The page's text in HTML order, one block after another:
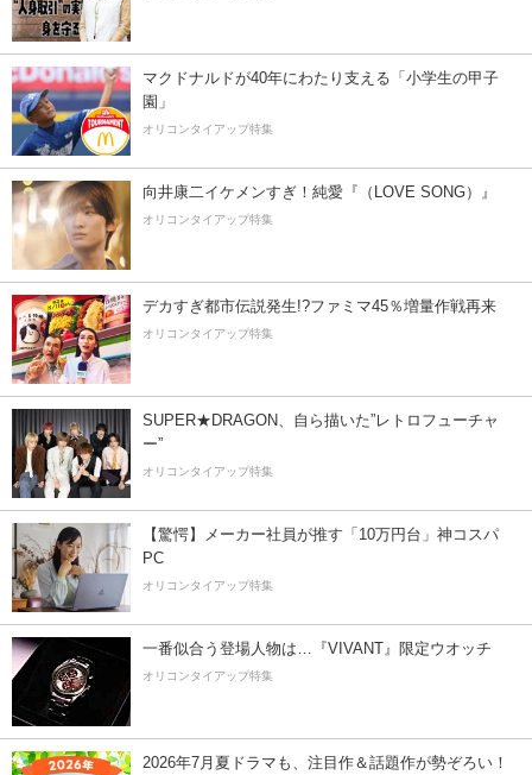
マクドナルドが40年にわたり支える「小学生の甲子
園」
オリコンタイアップ特集
向井康二イケメンすぎ！純愛『（LOVE SONG）』
オリコンタイアップ特集
デカすぎ都市伝説発生!?ファミマ45％増量作戦再来
オリコンタイアップ特集
SUPER★DRAGON、自ら描いた”レトロフューチャ
ー”
オリコンタイアップ特集
【驚愕】メーカー社員が推す「10万円台」神コスパ
PC
オリコンタイアップ特集
一番似合う登場人物は…『VIVANT』限定ウオッチ
オリコンタイアップ特集
2026年7月夏ドラマも、注目作＆話題作が勢ぞろい！